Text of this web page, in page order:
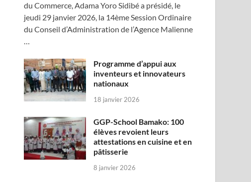
du Commerce, Adama Yoro Sidibé a présidé, le
jeudi 29 janvier 2026, la 14ème Session Ordinaire
du Conseil d’Administration de l’Agence Malienne
…
Programme d’appui aux
inventeurs et innovateurs
nationaux
18 janvier 2026
GGP-School Bamako: 100
élèves revoient leurs
attestations en cuisine et en
pâtisserie
8 janvier 2026